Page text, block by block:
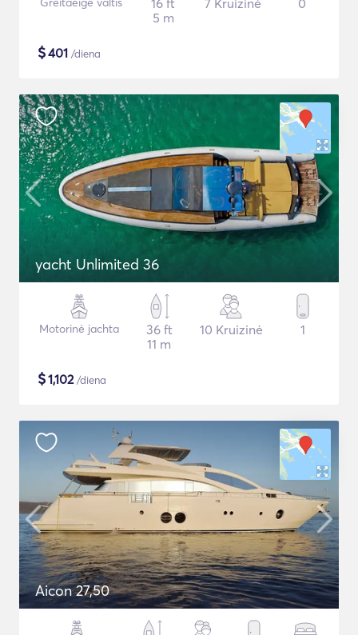
16 ft
5 m
7 Kruizinė 0
$401 /diena
yacht Unlimited 36
Motorinė jachta
36 ft
11 m
10 Kruizinė 1
$1,102/diena
Aicon 27,50